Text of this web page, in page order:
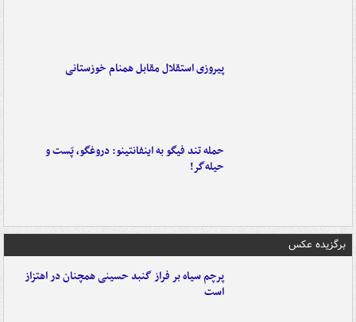
پیروزی استقلال مقابل همنام خوزستانی
حمله تند فیگو به اینفانتینو: دروغگو، پَست‌ و
حیله‌گر!
برگزیده عکس
پرچم سیاه بر فراز گنبد حسینی همچنان در اهتزاز
است